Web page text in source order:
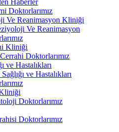
Doktorlarımız
Ve Reanimasyon Kliniği
Ve Reanimasyon
Kliniği
Doktorlarımız
ve Hastalıkları
ve Hastalıkları
Doktorlarımız
Doktorlarımız